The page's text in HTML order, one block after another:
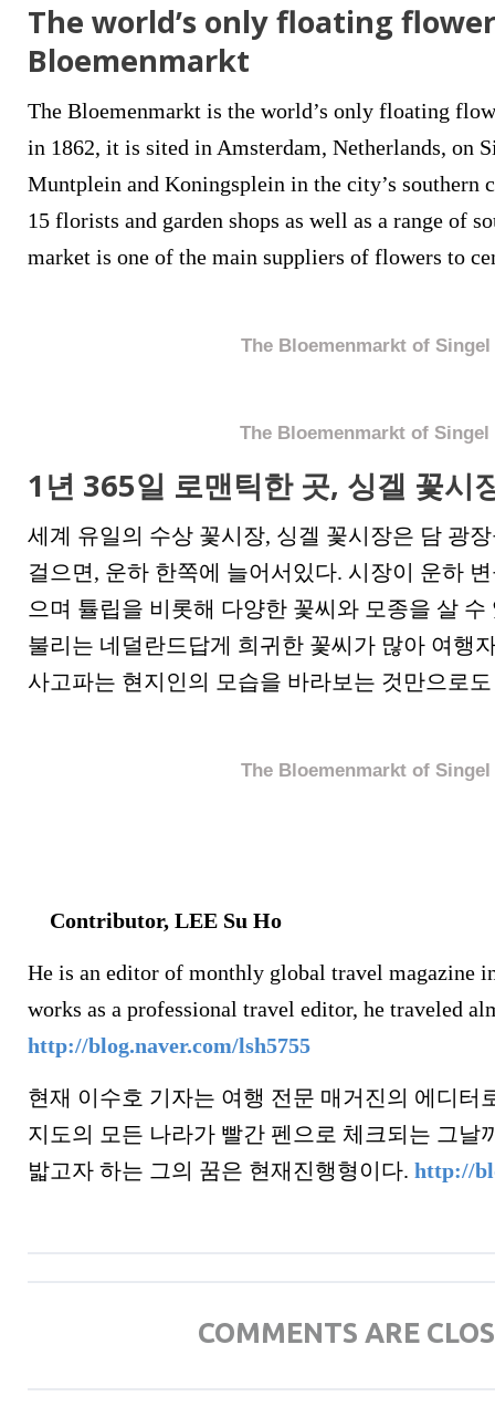
The world’s only floating
Bloemenmarkt
The Bloemenmarkt is the world’s only floating
in 1862, it is sited in Amsterdam, Netherlands, on
Muntplein and Koningsplein in the city’s southern
15 florists and garden shops as well as a range of
market is one of the main suppliers of flowers to
The Bloemenmarkt of Singel
The Bloemenmarkt of Singel
1년 365일 로맨틱한 곳, 싱겔 꽃시
세계 유일의 수상 꽃시장, 싱겔 꽃시장은 담 광
걸으면, 운하 한쪽에 늘어서있다. 시장이 운하
으며 튤립을 비롯해 다양한 꽃씨와 모종을 살 수
불리는 네덜란드답게 희귀한 꽃씨가 많아 여행
사고파는 현지인의 모습을 바라보는 것만으로
The Bloemenmarkt of Singel
Contributor, LEE Su Ho
He is an editor of monthly global travel magazine
works as a professional travel editor, he traveled
http://blog.naver.com/lsh5755
현재 이수호 기자는 여행 전문 매거진의 에디터
지도의 모든 나라가 빨간 펜으로 체크되는 그날
밟고자 하는 그의 꿈은 현재진행형이다. http://
COMMENTS ARE